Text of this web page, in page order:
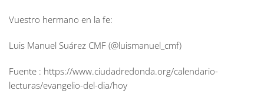
Vuestro hermano en la fe:
Luis Manuel Suárez CMF (@luismanuel_cmf)
Fuente : https://www.ciudadredonda.org/calendario-
lecturas/evangelio-del-dia/hoy